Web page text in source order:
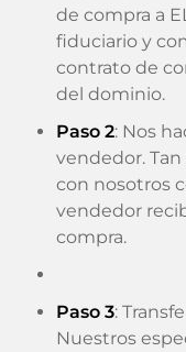
de compra a
fiduciario y
contrato de
del dominio.
Paso 2: Nos
vendedor.
con nosotros
vendedor
compra.
Paso 3:
Nuestros